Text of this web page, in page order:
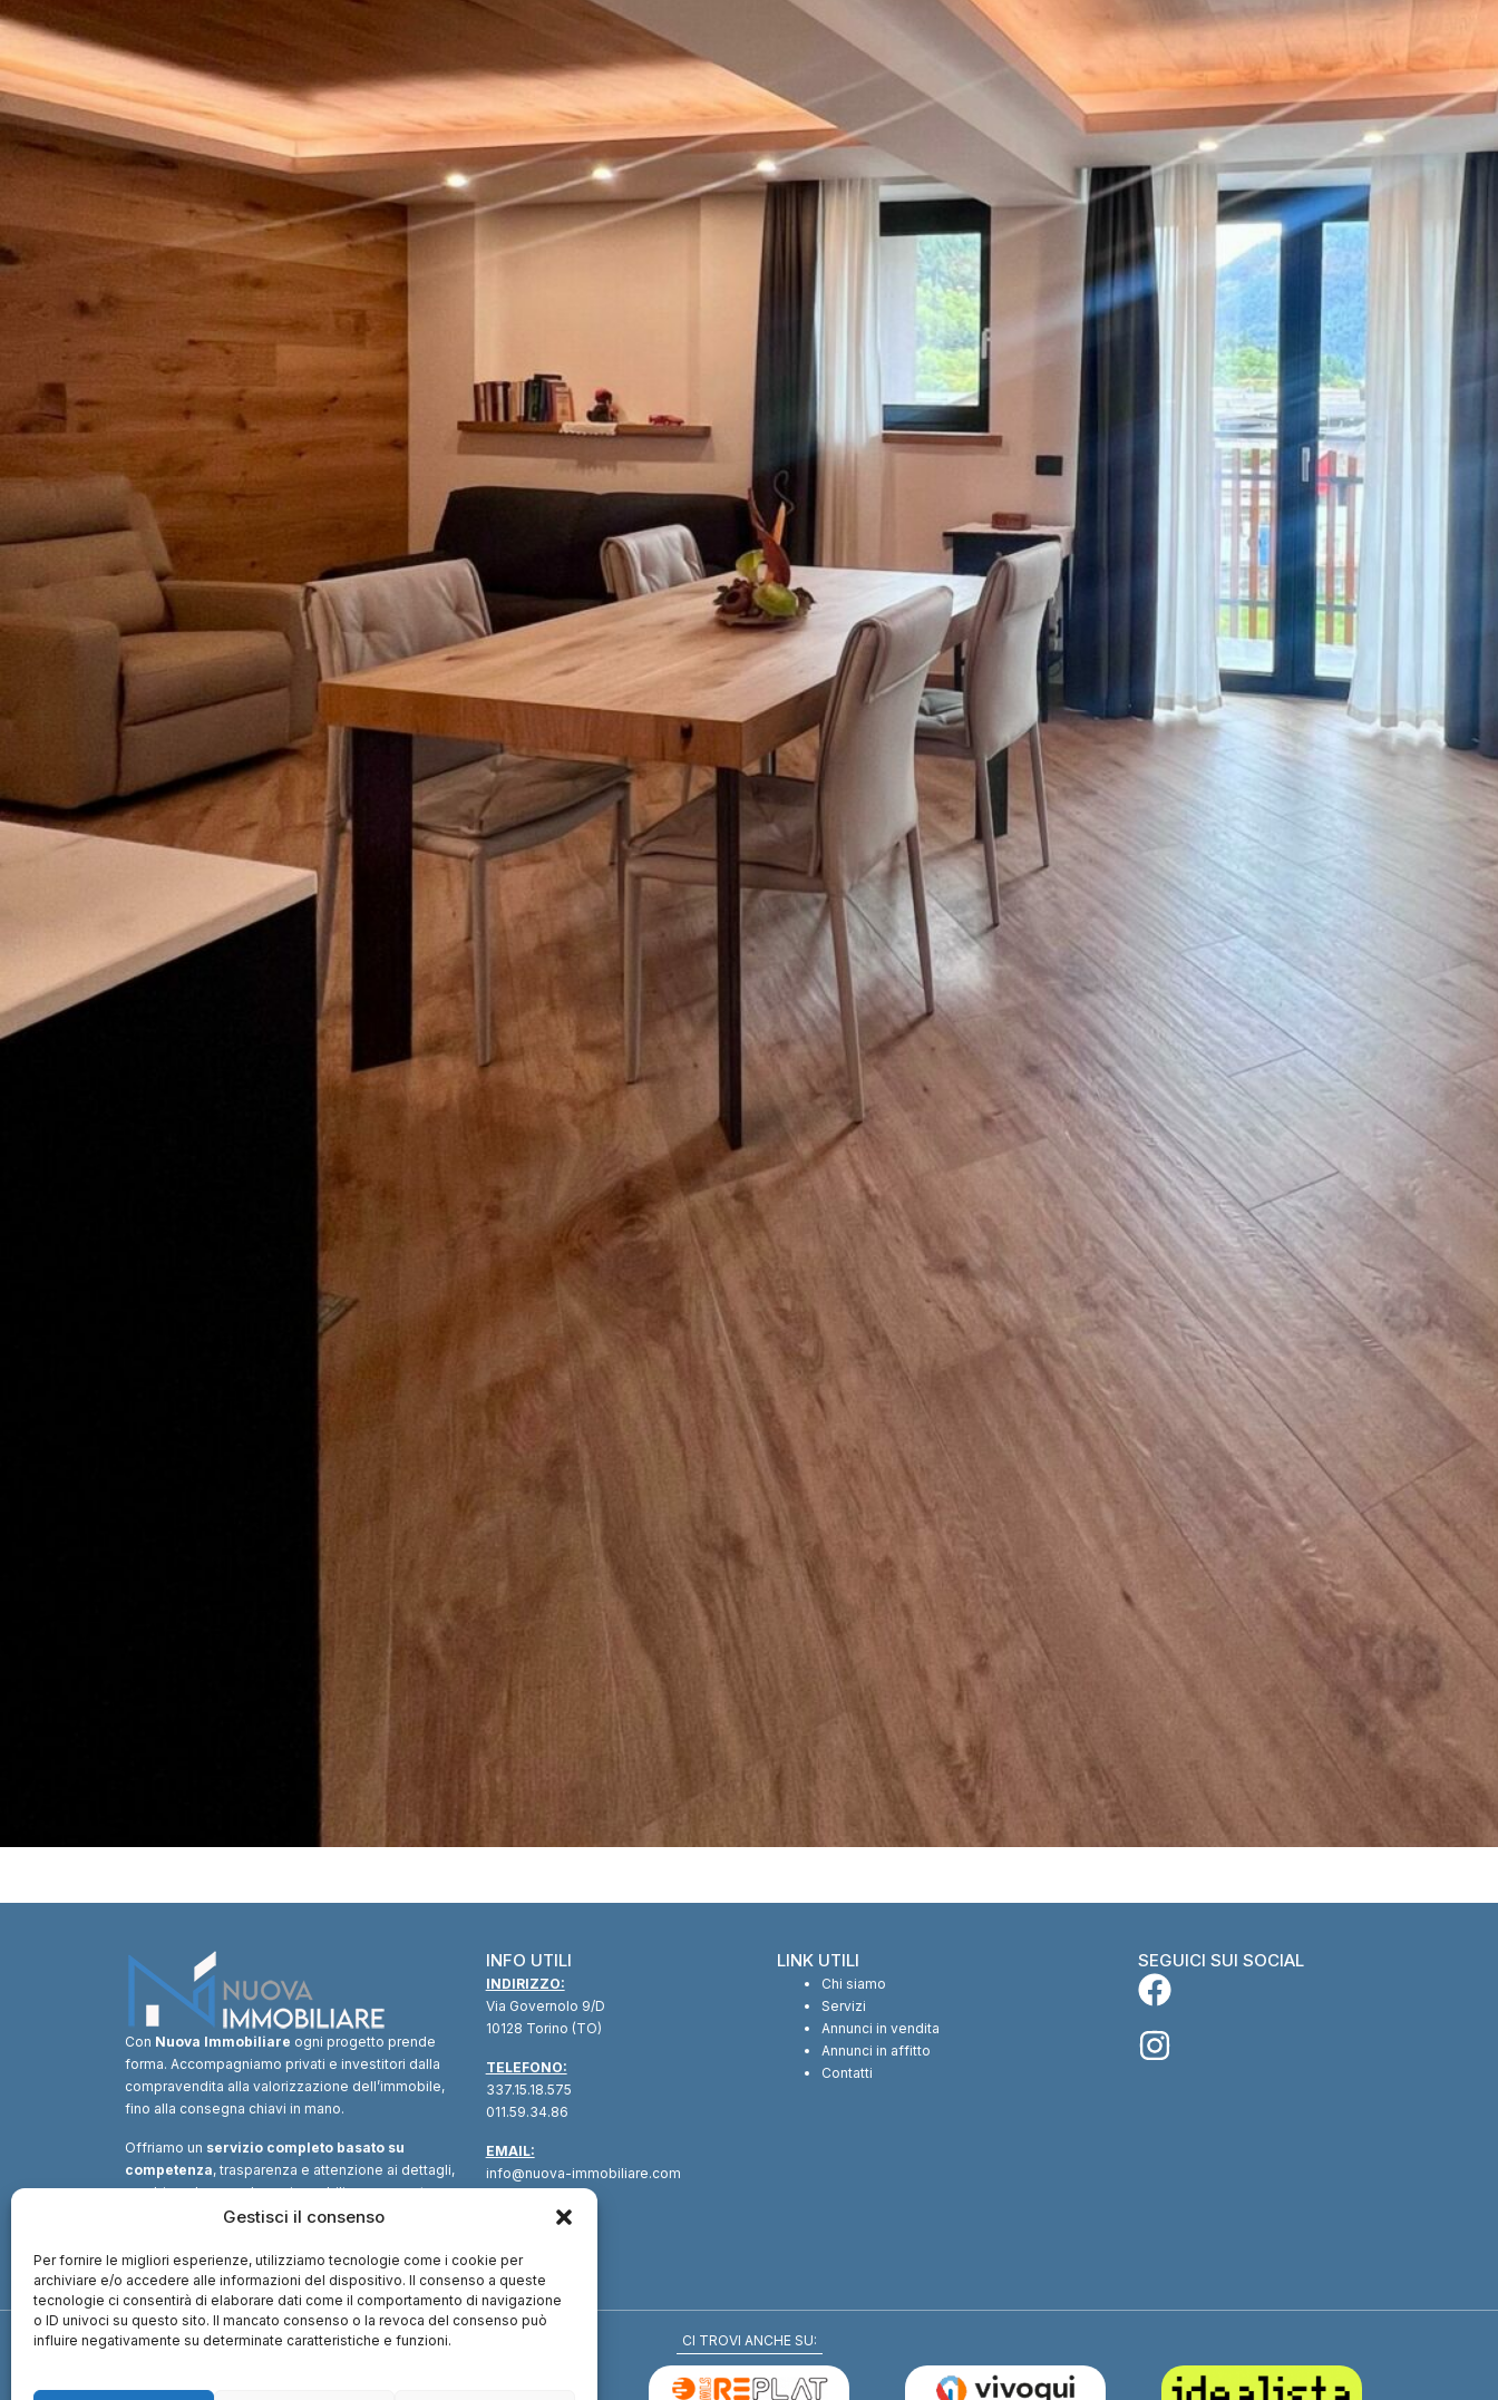
Gestisci il consenso
Per fornire le migliori esperienze, utilizziamo tecnologie come i cookie per
archiviare e/o accedere alle informazioni del dispositivo. Il consenso a queste
tecnologie ci consentirà di elaborare dati come il comportamento di navigazione
o ID univoci su questo sito. Il mancato consenso o la revoca del consenso può
influire negativamente su determinate caratteristiche e funzioni.
Con Nuova Immobiliare ogni progetto prende
forma. Accompagniamo privati e investitori dalla
compravendita alla valorizzazione dell’immobile,
fino alla consegna chiavi in mano.
Offriamo un servizio completo basato su
competenza, trasparenza e attenzione ai dettagli,
combinando consulenza immobiliare, supporto
tecnico e soluzioni finanziarie.Un unico
valore.
INFO UTILI
INDIRIZZO:
Via Governolo 9/D
10128 Torino (TO)
TELEFONO:
337.15.18.575
011.59.34.86
EMAIL:
info@nuova-immobiliare.com
LINK UTILI
Chi siamo
Servizi
Annunci in vendita
Annunci in affitto
Contatti
SEGUICI SUI SOCIAL
CI TROVI ANCHE SU: